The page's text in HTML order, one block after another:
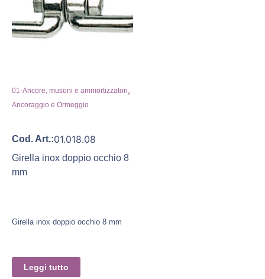
01-Ancore, musoni e ammortizzatori,
Ancoraggio e Ormeggio
Cod. Art.:01.018.08
Girella inox doppio occhio 8
mm
Girella inox doppio occhio 8 mm
Leggi tutto